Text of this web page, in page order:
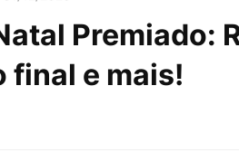
Premiado:
final e mais!